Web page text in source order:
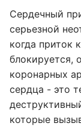
Сердечный
серьезной
когда приток
блокируется,
коронарных
сердца - это
которые